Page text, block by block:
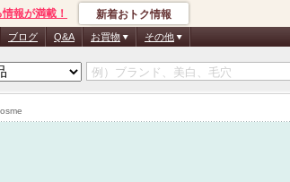
報が満載！ 新着おトク情報
ブログ Q&A お買物 その他
子さん